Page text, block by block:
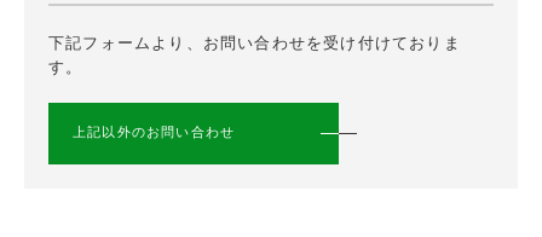
下記フォームより、お問い合わせを受け付けておりま
す。
上記以外のお問い合わせ